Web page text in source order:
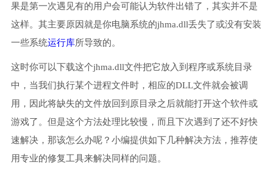
果是第一次遇见有的用户会可能认为软件出错了，其实并不是
这样。其主要原因就是你电脑系统的jhma.dll丢失了或没有安装
一些系统运行库所导致的。
这时你可以下载这个jhma.dll文件把它放入到程序或系统目录
中，当我们执行某个进程文件时，相应的DLL文件就会被调
用，因此将缺失的文件放回到原目录之后就能打开这个软件或
游戏了。但是这个方法处理比较慢，而且下次遇到了还不好快
速解决，那该怎么办呢？小编提供如下几种解决方法，推荐使
用专业的修复工具来解决同样的问题。